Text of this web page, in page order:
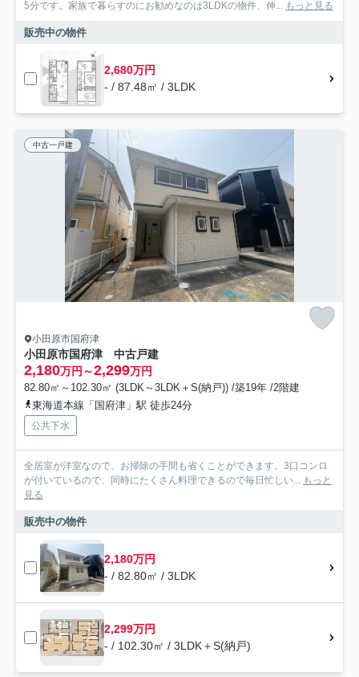
5分です。家族で暮らすのにお勧めなのは3LDKの物件、伸... もっと見る
販売中の物件
2,680万円
- / 87.48㎡ / 3LDK
中古一戸建
小田原市国府津
小田原市国府津 中古戸建
2,180万円～2,299万円
82.80㎡～102.30㎡ (3LDK～3LDK＋S(納戸)) /築19年 /2階建
東海道本線「国府津」駅 徒歩24分
公共下水
全居室が洋室なので、お掃除の手間も省くことができます。3口コンロ
が付いているので、同時にたくさん料理できるので毎日忙しい... もっと
見る
販売中の物件
2,180万円
- / 82.80㎡ / 3LDK
2,299万円
- / 102.30㎡ / 3LDK＋S(納戸)